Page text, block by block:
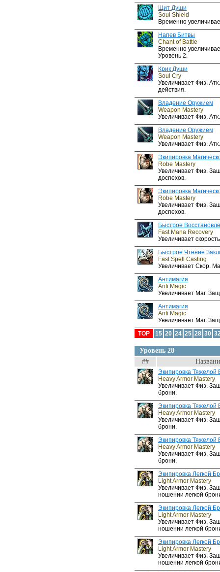
Щит Души
Soul Shield
Временно
Напев Битвы
Chant of Battle
Временно
Уровень 2.
Крик Души
Soul Cry
Увеличивает Физ.
действия.
Владение Оружием
Weapon Mastery
Увеличивает Физ.
Владение Оружием
Weapon Mastery
Увеличивает Физ.
Экипировка
Robe Mastery
Увеличивает Физ.
доспехов.
Экипировка
Robe Mastery
Увеличивает Физ.
доспехов.
Быстрое
Fast Mana Recovery
Увеличивает
Быстрое Чтение
Fast Spell Casting
Увеличивает Скор.
Антимагия
Anti Magic
Увеличивает Маг.
Антимагия
Anti Magic
Увеличивает Маг.
TOP
15 20 24 25 28 30
Уровень 28
##
Экипировка Тяжелой
Heavy Armor Mastery
Увеличивает Физ.
брони.
Экипировка Тяжелой
Heavy Armor Mastery
Увеличивает Физ.
брони.
Экипировка Тяжелой
Heavy Armor Mastery
Увеличивает Физ.
брони.
Экипировка Легкой
Light Armor Mastery
Увеличивает Физ.
ношении легкой
Экипировка Легкой
Light Armor Mastery
Увеличивает Физ.
ношении легкой
Экипировка Легкой
Light Armor Mastery
Увеличивает Физ.
ношении легкой